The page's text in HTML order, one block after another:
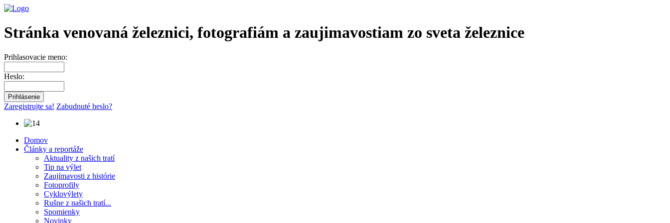
Stránka venovaná železnici, fotografiám a zaujimavostiam zo sveta železnice
Prihlasovacie meno:
Heslo:
Zaregistrujte sa! Zabudnuté heslo?
Domov
Články a reportáže
Aktuality z našich tratí
Tip na výlet
Zaujímavosti z histórie
Fotoprofily
Cyklovýlety
Rušne z našich tratí...
Spomienky
Novinky